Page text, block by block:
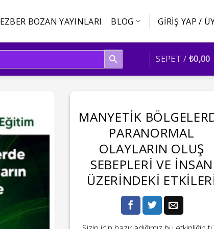
EZBER BOZAN YAYINLARI BLOG GIRIŞ YAP /
SEARCH BUTTON
SEPET / ₺0,00
MANYETIK
PARANORMAL
OLAYLARIN OLUŞ
SEBEPLERI VE İNSAN
ÜZERINDEKI